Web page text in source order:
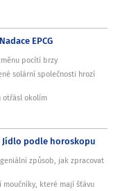
Nadace EPCG
pocítí brzy
solární společnosti hrozí
otřásl okolím
Jídlo podle horoskopu
způsob, jak zpracovat
které mají šťávu